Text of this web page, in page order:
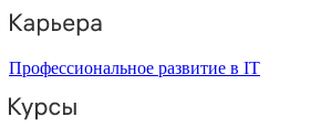
Профессиональное развитие в IT